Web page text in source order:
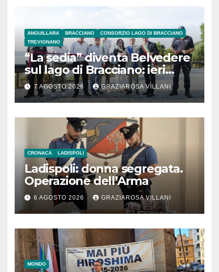
ANGUILLARA BRACCIANO
CONSORZIO LAGO DI BRACCIANO
TREVIGNANO
“La sedia” diventa Belvedere
sul lago di Bracciano: ieri
l’inaugurazione
7 AGOSTO 2026 GRAZIAROSA VILLANI
CRONACA LADISPOLI
Ladispoli: donna segregata.
Operazione dell’Arma
6 AGOSTO 2026 GRAZIAROSA VILLANI
MONDO